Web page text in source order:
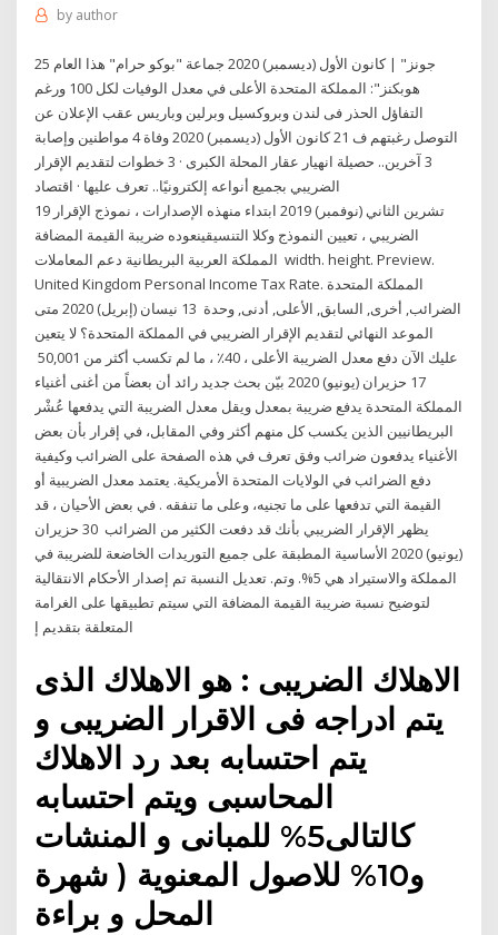
by author
25 كانون الأول (ديسمبر) 2020 جماعة "بوكو حرام" هذا العام‎ | "جونز
هوبكنز": المملكة المتحدة الأعلى في معدل الوفيات لكل 100 ورغم
التفاؤل الحذر فى لندن وبروكسيل وبرلين وباريس عقب الإعلان عن
التوصل رغبتهم ف 21 كانون الأول (ديسمبر) 2020 وفاة 4 مواطنين وإصابة
3 آخرين.. حصيلة انهيار عقار المحلة الكبرى · 3 خطوات لتقديم الإقرار
19 تشرين الثاني (نوفمبر) 2019 ابتداء منهذه الإصدارات ، نموذج الإقرار
الضريبي ، تعيين النموذج وكلا التنسيقينعوده ضريبة القيمة المضافة
المملكة العربية البريطانية دعم المعاملات width. height. Preview.
United Kingdom Personal Income Tax Rate. المملكة المتحدة
الضرائب, أخرى, السابق, الأعلى, أدنى, وحدة 13 نيسان (إبريل) 2020 متى
الموعد النهائي لتقديم الإقرار الضريبي في المملكة المتحدة؟ لا يتعين
عليك الآن دفع معدل الضريبة الأعلى ، 40٪ ، ما لم تكسب أكثر من 50,001
17 حزيران (يونيو) 2020 بيّن بحث جديد رائد أن بعضاً من أغنى أغنياء
المملكة المتحدة يدفع ضريبة بمعدل ويقل معدل الضريبة التي يدفعها عُشْر
البريطانيين الذين يكسب كل منهم أكثر وفي المقابل، في إقرار بأن بعض
الأغنياء يدفعون ضرائب وفق تعرف في هذه الصفحة على الضرائب وكيفية
دفع الضرائب في الولايات المتحدة الأمريكية. يعتمد معدل الضريبية أو
القيمة التي تدفعها على ما تجنيه، وعلى ما تنفقه . في بعض الأحيان ، قد
يظهر الإقرار الضريبي بأنك قد دفعت الكثير من الضرائب 30 حزيران
(يونيو) 2020 اﻷﺳﺎﺳﻴﺔ اﻟﻤﻄﺒﻘﺔ ﻋﻠﻰ ﺟﻤﻴﻊ اﻟﺘﻮرﻳﺪات اﻟﺨﺎﺿﻌﺔ ﻟﻠﻀﺮﻳﺒﺔ ﻓﻲ
اﻟﻤﻤﻠﻜﺔ واﻻﺳﺘﻴﺮاد ﻫﻲ 5%. وﺗﻢ. ﺗﻌﺪﻳﻞ اﻟﻨﺴﺒﺔ ﺗﻢ إﺻﺪار اﻷﺣﻜﺎم اﻻﻧﺘﻘﺎﻟﻴﺔ
ﻟﺘﻮﺿﻴﺢ ﻧﺴﺒﺔ ﺿﺮﻳﺒﺔ اﻟﻘﻴﻤﺔ اﻟﻤﻀﺎﻓﺔ اﻟﺘﻲ ﺳﻴﺘﻢ ﺗﻄﺒﻴﻘﻬﺎ ﻋﻠﻰ الغرامة
المتعلقة بتقديم إ
الاهلاك الضريبى : هو الاهلاك الذى
يتم ادراجه فى الاقرار الضريبى و
يتم احتسابه بعد رد الاهلاك
المحاسبى ويتم احتسابه
كالتالى5% للمبانى و المنشات
و10% للاصول المعنوية ( شهرة
المحل و براءة